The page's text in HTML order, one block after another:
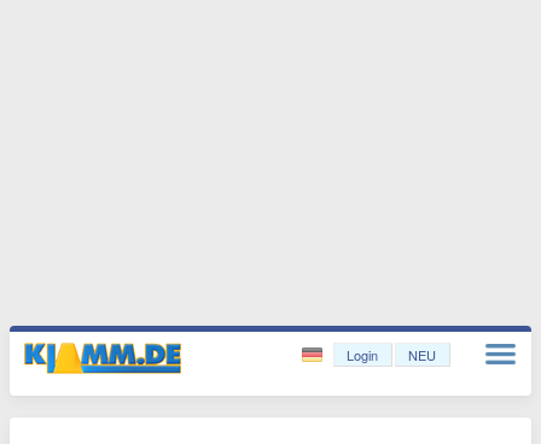
Login NEU